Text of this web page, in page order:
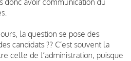
la question se pose des
candidats ?? C’est souvent la
celle de l’administration, puisque